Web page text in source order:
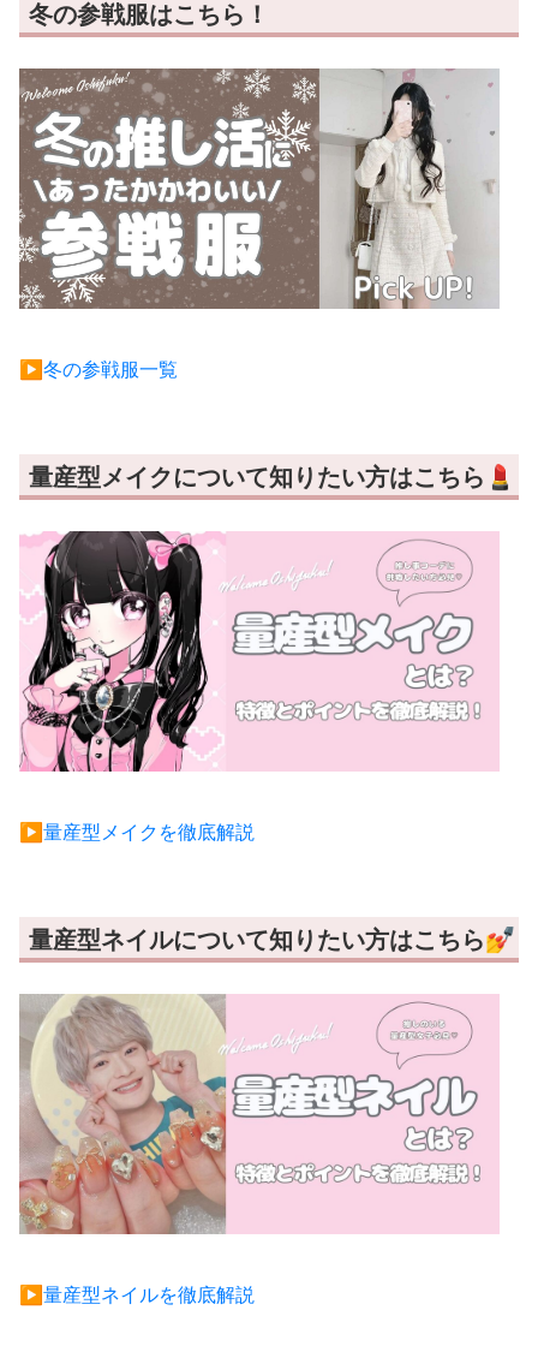
冬の参戦服はこちら！
▶︎冬の参戦服一覧
量産型メイクについて知りたい方はこちら💄
▶︎量産型メイクを徹底解説
量産型ネイルについて知りたい方はこちら💅
▶︎量産型ネイルを徹底解説